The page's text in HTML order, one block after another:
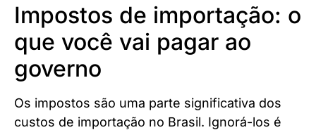
Impostos de importação: o
que você vai pagar ao
governo
Os impostos são uma parte significativa dos
custos de importação no Brasil. Ignorá-los é